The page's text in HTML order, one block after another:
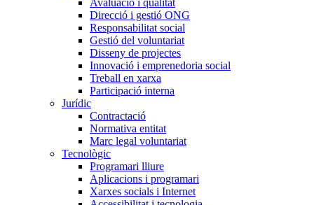
Avaluació i qualitat
Direcció i gestió ONG
Responsabilitat social
Gestió del voluntariat
Disseny de projectes
Innovació i emprenedoria social
Treball en xarxa
Participació interna
Jurídic
Contractació
Normativa entitat
Marc legal voluntariat
Tecnològic
Programari lliure
Aplicacions i programari
Xarxes socials i Internet